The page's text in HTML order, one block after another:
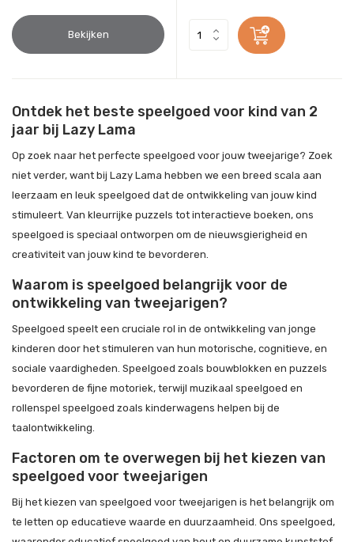
Bekijken
Ontdek het beste speelgoed voor kind van 2
jaar bij Lazy Lama
Op zoek naar het perfecte speelgoed voor jouw tweejarige? Zoek
niet verder, want bij Lazy Lama hebben we een breed scala aan
leerzaam en leuk speelgoed dat de ontwikkeling van jouw kind
stimuleert. Van kleurrijke puzzels tot interactieve boeken, ons
speelgoed is speciaal ontworpen om de nieuwsgierigheid en
creativiteit van jouw kind te bevorderen.
Waarom is speelgoed belangrijk voor de
ontwikkeling van tweejarigen?
Speelgoed speelt een cruciale rol in de ontwikkeling van jonge
kinderen door het stimuleren van hun motorische, cognitieve, en
sociale vaardigheden. Speelgoed zoals bouwblokken en puzzels
bevorderen de fijne motoriek, terwijl muzikaal speelgoed en
rollenspel speelgoed zoals kinderwagens helpen bij de
taalontwikkeling.
Factoren om te overwegen bij het kiezen van
speelgoed voor tweejarigen
Bij het kiezen van speelgoed voor tweejarigen is het belangrijk om
te letten op educatieve waarde en duurzaamheid. Ons speelgoed,